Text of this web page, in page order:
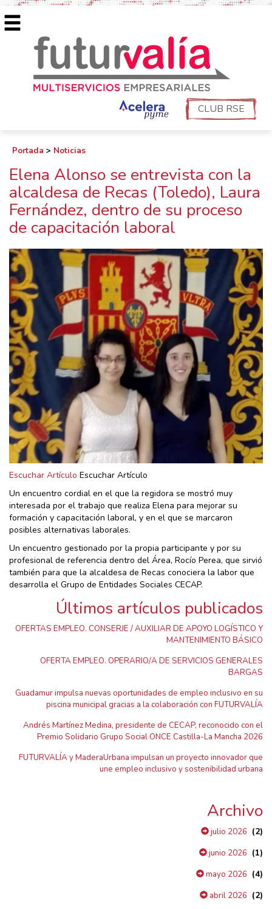
CLUB RSE
Portada > Noticias
Elena Alonso se entrevista con la
alcaldesa de Recas (Toledo), Laura
Fernández, dentro de su proceso
de capacitación laboral
Escuchar Artículo Escuchar Artículo
Un encuentro cordial en el que la regidora se mostró muy
interesada por el trabajo que realiza Elena para mejorar su
formación y capacitación laboral, y en el que se marcaron
posibles alternativas laborales.
Un encuentro gestionado por la propia participante y por su
profesional de referencia dentro del Área, Rocío Perea, que sirvió
también para que la alcaldesa de Recas conociera la labor que
desarrolla el Grupo de Entidades Sociales CECAP.
Últimos artículos publicados
OFERTAS EMPLEO. CONSERJE / AUXILIAR DE APOYO LOGÍSTICO Y
MANTENIMIENTO BÁSICO
OFERTA EMPLEO. OPERARIO/A DE SERVICIOS GENERALES
BARGAS
Guadamur impulsa nuevas oportunidades de empleo inclusivo en su
piscina municipal gracias a la colaboración con FUTURVALÍA
Andrés Martínez Medina, presidente de CECAP, reconocido con el
Premio Solidario Grupo Social ONCE Castilla-La Mancha 2026
FUTURVALÍA y MaderaUrbana impulsan un proyecto innovador que
une empleo inclusivo y sostenibilidad urbana
Archivo
julio 2026 (2)
junio 2026 (1)
mayo 2026 (4)
abril 2026 (2)